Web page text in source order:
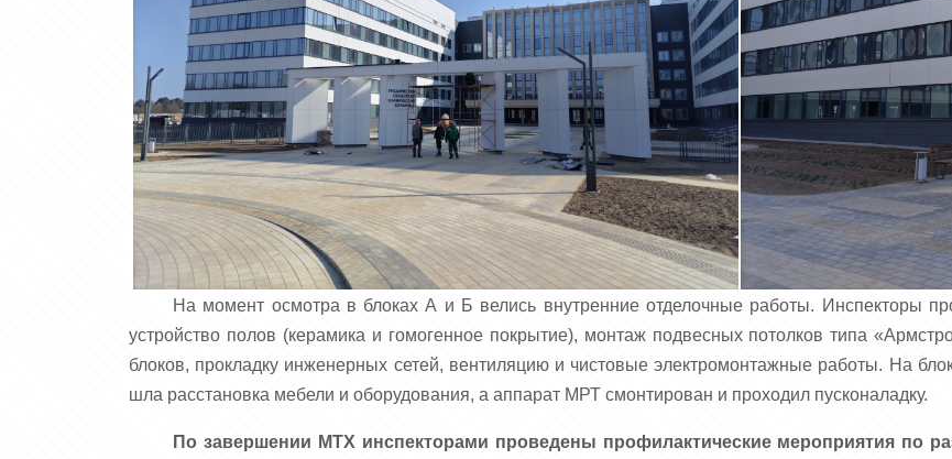
На момент осмотра в блоках А и Б велись внутренние отделочные работы. Инспекторы
устройство полов (керамика и гомогенное покрытие), монтаж подвесных потолков типа
блоков, прокладку инженерных сетей, вентиляцию и чистовые электромонтажные работы. На
шла расстановка мебели и оборудования, а аппарат МРТ смонтирован и проходил пусконаладку.
По завершении МТХ инспекторами проведены профилактические мероприятия по